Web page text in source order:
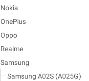
Nokia
OnePlus
Oppo
Realme
Samsung
Samsung A02S (A025G)